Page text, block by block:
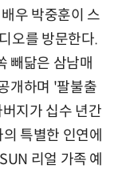
우 박중훈이 스
오를 방문한다.
빼닮은 삼남매
개하며 '팔불출
지가 십수 년간
특별한 인연에
리얼 가족 예